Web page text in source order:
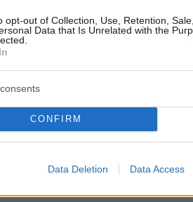
opt-out of Collection, Use, Retention,
Data that Is Unrelated with the
CONFIRM
Data Deletion Data Access
ότι ήταν τσίμπημα καφέ
Πύργο για τον θάνατο του
του BBC: Ποια